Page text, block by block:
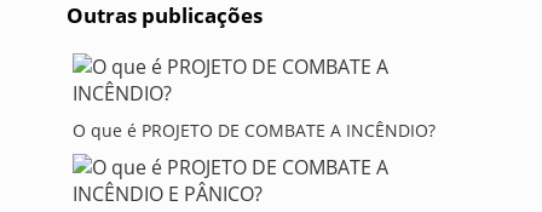
Outras publicações
O que é PROJETO DE COMBATE A INCÊNDIO?